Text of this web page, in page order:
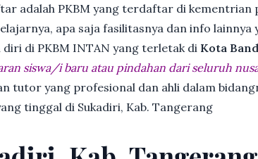
adalah PKBM yang terdaftar di kementrian
apa saja fasilitasnya dan info lainnya
di PKBM INTAN yang terletak di Kota
siswa/i baru atau pindahan dari seluruh
tutor yang profesional dan ahli dalam
tinggal di Sukadiri, Kab. Tangerang